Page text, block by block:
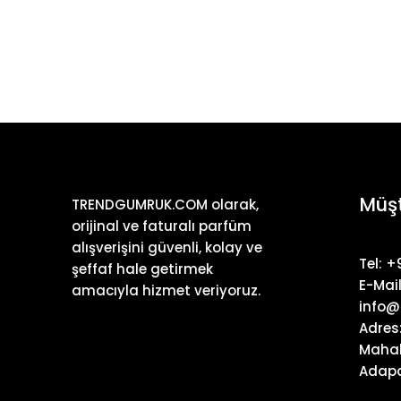
TRENDGUMRUK.COM olarak,
orijinal ve faturalı parfüm
alışverişini güvenli, kolay ve
şeffaf hale getirmek
amacıyla hizmet veriyoruz.
Tel:
E-